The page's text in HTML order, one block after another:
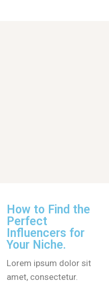
How to Find the
Perfect
Influencers for
Your Niche.
Lorem ipsum dolor sit
amet, consectetur.